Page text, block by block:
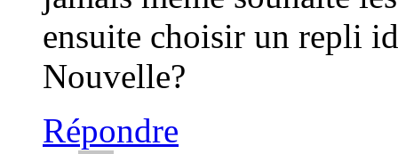
ensuite choisir un repli
Nouvelle?
Répondre